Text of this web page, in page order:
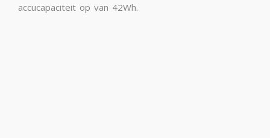
accucapaciteit op van 42Wh.